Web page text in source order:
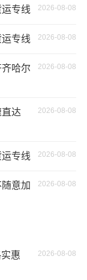
17×2.8×2.9
大家如果你选择
能会在运输过程
会在运输过程中
2026-08-08
专线
2026-08-08
专线
2026-08-08
哈尔
2026-08-08
达
2026-08-08
专线
2026-08-08
意加
2026-08-08
惠